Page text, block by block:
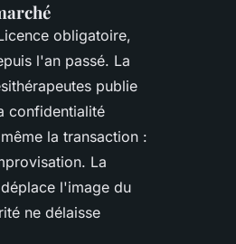
obligatoire,
l'an passé. La
publie
confidentialité
la transaction :
La
l'image du
ne délaisse